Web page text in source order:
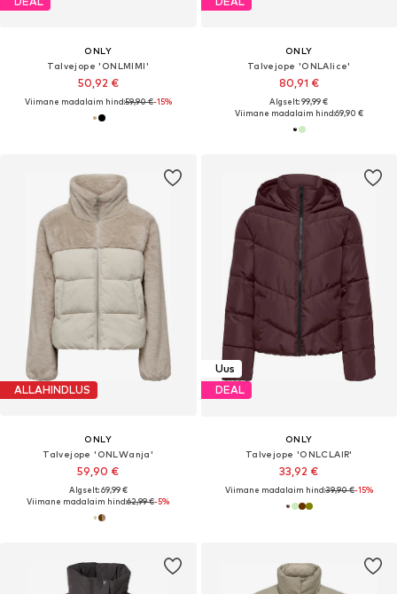
ONLY
Talvejope 'ONLMIMI'
50,92 €
Viimane madalaim hind:59,90 €-15%
ONLY
Talvejope 'ONLAlice'
80,91 €
Algselt: 99,99 €
Viimane madalaim hind:69,90 €
ALLAHINDLUS
ONLY
Talvejope 'ONLWanja'
59,90 €
Algselt: 69,99 €
Viimane madalaim hind:62,99 €-5%
Uus
DEAL
ONLY
Talvejope 'ONLCLAIR'
33,92 €
Viimane madalaim hind:39,90 €-15%